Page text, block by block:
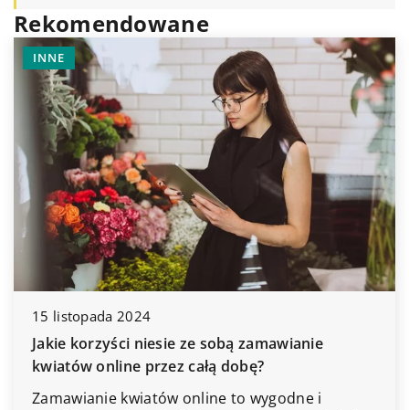
Rekomendowane
2024
niesie ze sobą zamawianie
online przez całą dobę?
kwiatów online to wygodne i